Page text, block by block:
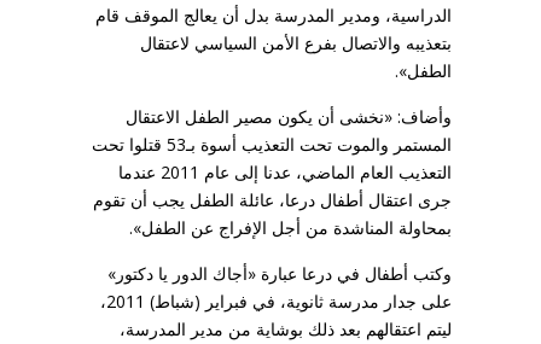
الدراسية، ومدير المدرسة بدل أن يعالج الموقف قام
بتعذيبه والاتصال بفرع الأمن السياسي لاعتقال
الطفل».
وأضاف: «نخشى أن يكون مصير الطفل الاعتقال
المستمر والموت تحت التعذيب أسوة بـ53 قتلوا تحت
التعذيب العام الماضي، عدنا إلى عام 2011 عندما
جرى اعتقال أطفال درعا، عائلة الطفل يجب أن تقوم
بمحاولة المناشدة من أجل الإفراج عن الطفل».
وكتب أطفال في درعا عبارة «أجاك الدور يا دكتور»
على جدار مدرسة ثانوية، في فبراير (شباط) 2011،
ليتم اعتقالهم بعد ذلك بوشاية من مدير المدرسة،